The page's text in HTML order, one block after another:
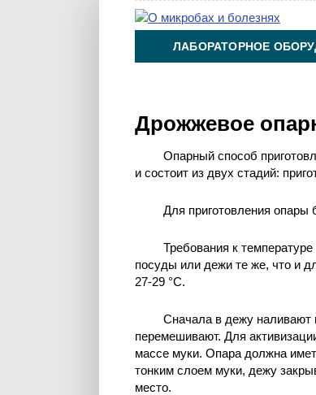
ЛАБОРАТОРНОЕ
Дрожжевое
Опарный способ
и состоит из двух стадий:
Для приготовления опары
Требования к
посуды или дежи те же, что и
27-29 °С.
Сначала в дежу наливают
перемешивают. Для
массе муки. Опара должна
тонким слоем муки, дежу
место.